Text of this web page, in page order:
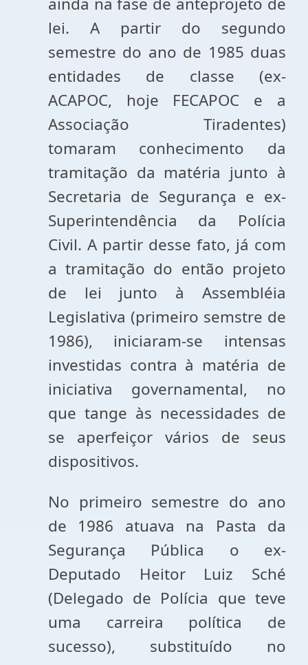
lei. A partir do segundo
semestre do ano de 1985 duas
entidades de classe (ex-
ACAPOC, hoje FECAPOC e a
Associação Tiradentes)
tomaram conhecimento da
tramitação da matéria junto à
Secretaria de Segurança e ex-
Superintendência da Polícia
Civil. A partir desse fato, já com
a tramitação do então projeto
de lei junto à Assembléia
Legislativa (primeiro semstre de
1986), iniciaram-se intensas
investidas contra à matéria de
iniciativa governamental, no
que tange às necessidades de
se aperfeiçor vários de seus
dispositivos.
No primeiro semestre do ano
de 1986 atuava na Pasta da
Segurança Pública o ex-
Deputado Heitor Luiz Sché
(Delegado de Polícia que teve
uma carreira política de
sucesso), substituído no